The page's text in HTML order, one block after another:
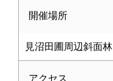
開催場所
見沼田圃周辺斜面林
アクセス